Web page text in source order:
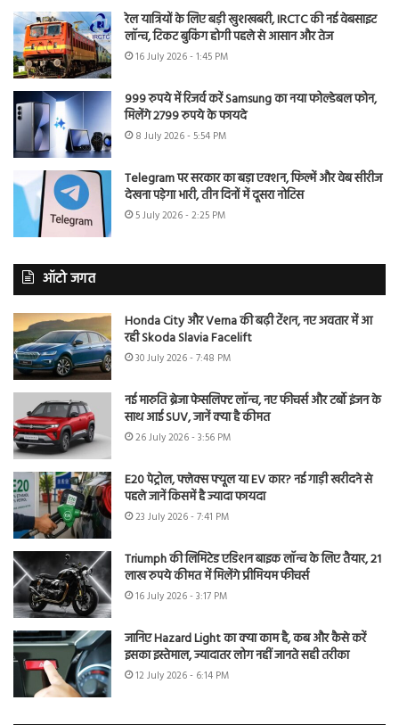
रेल यात्रियों के लिए बड़ी खुशखबरी, IRCTC की नई वेबसाइट
लॉन्च, टिकट बुकिंग होगी पहले से आसान और तेज
16 July 2026 - 1:45 PM
999 रुपये में रिजर्व करें Samsung का नया फोल्डेबल फोन,
मिलेंगे 2799 रुपये के फायदे
8 July 2026 - 5:54 PM
Telegram पर सरकार का बड़ा एक्शन, फिल्में और वेब सीरीज
देखना पड़ेगा भारी, तीन दिनों में दूसरा नोटिस
5 July 2026 - 2:25 PM
ऑटो जगत
Honda City और Verna की बढ़ी टेंशन, नए अवतार में आ
रही Skoda Slavia Facelift
30 July 2026 - 7:48 PM
नई मारुति ब्रेजा फेसलिफ्ट लॉन्च, नए फीचर्स और टर्बो इंजन के
साथ आई SUV, जानें क्या है कीमत
26 July 2026 - 3:56 PM
E20 पेट्रोल, फ्लेक्स फ्यूल या EV कार? नई गाड़ी खरीदने से
पहले जानें किसमें है ज्यादा फायदा
23 July 2026 - 7:41 PM
Triumph की लिमिटेड एडिशन बाइक लॉन्च के लिए तैयार, 21
लाख रुपये कीमत में मिलेंगे प्रीमियम फीचर्स
16 July 2026 - 3:17 PM
जानिए Hazard Light का क्या काम है, कब और कैसे करें
इसका इस्तेमाल, ज्यादातर लोग नहीं जानते सही तरीका
12 July 2026 - 6:14 PM